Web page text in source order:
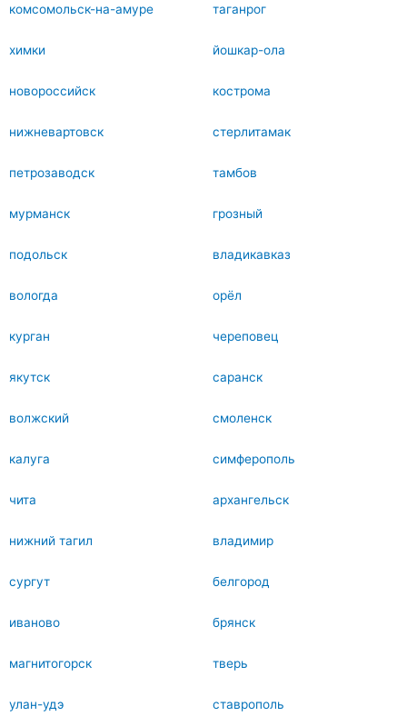
комсомольск-на-амуре таганрог
химки йошкар-ола
новороссийск кострома
нижневартовск стерлитамак
петрозаводск тамбов
мурманск грозный
подольск владикавказ
вологда орёл
курган череповец
якутск саранск
волжский смоленск
калуга симферополь
чита архангельск
нижний тагил владимир
сургут белгород
иваново брянск
магнитогорск тверь
улан-удэ ставрополь